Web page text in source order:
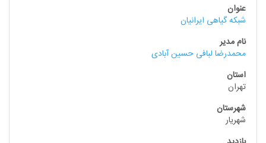
شبکه گیاهی ایرانیان
محمدرضا لبافی حسین آبادی
تهران
شهریار